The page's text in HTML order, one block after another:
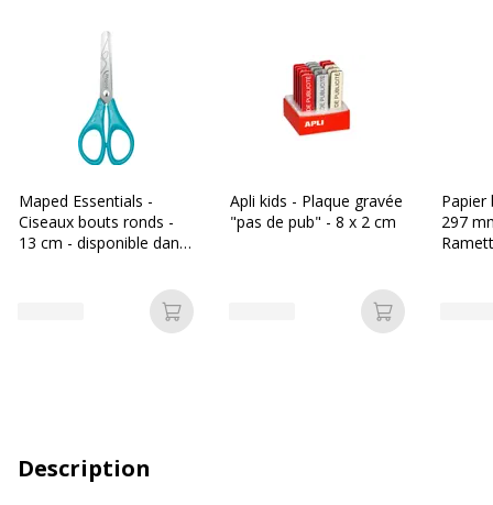
Maped Essentials -
Ciseaux bouts ronds -
13 cm - disponible dans
Ajouter au panier
Apli kids - Plaque gravée
"pas de pub" - 8 x 2 cm
Ajouter au
Papier
297
Description